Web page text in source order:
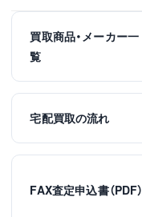
買取商品・メーカー一
覧
宅配買取の流れ
FAX査定申込書（PDF）